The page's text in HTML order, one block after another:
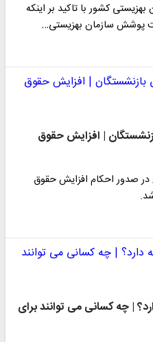
کشور با تاکید بر اینکه
سازمان بهزیستی…
| افزایش حقوق
در صدور احکام افزایش حقوق
| چه کسانی می توانند برای